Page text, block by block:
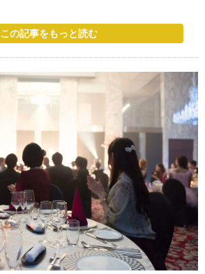
この記事をもっと読む